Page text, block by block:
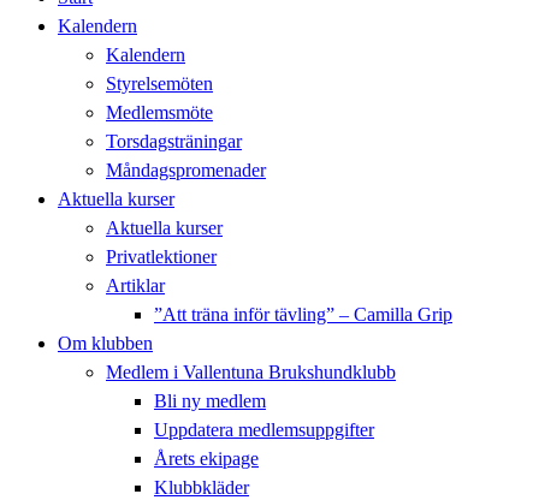
Kalendern
Kalendern
Styrelsemöten
Medlemsmöte
Torsdagsträningar
Måndagspromenader
Aktuella kurser
Aktuella kurser
Privatlektioner
Artiklar
”Att träna inför tävling” – Camilla Grip
Om klubben
Medlem i Vallentuna Brukshundklubb
Bli ny medlem
Uppdatera medlemsuppgifter
Årets ekipage
Klubbkläder